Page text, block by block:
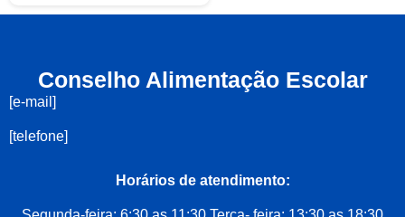
Conselho Alimentação Escolar
[e-mail]
[telefone]
Horários de atendimento: